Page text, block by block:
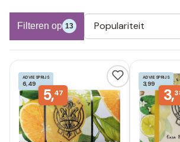
Filteren op 13 Populariteit
ADVIESPRIJS
6,49
5,47
ADVIESPRIJS
3,99
3,